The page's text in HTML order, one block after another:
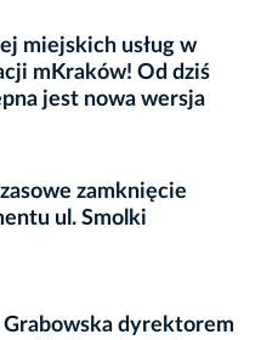
miejskich usług w
mKraków! Od dziś
jest nowa wersja
zamknięcie
ul. Smolki
Grabowska dyrektorem